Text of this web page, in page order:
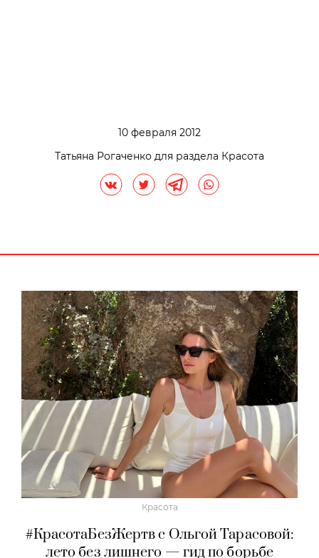
10 февраля 2012
Татьяна Рогаченко для раздела Красота
Красота
#КрасотаБезЖертв с Ольгой Тарасовой:
лето без лишнего — гид по борьбе